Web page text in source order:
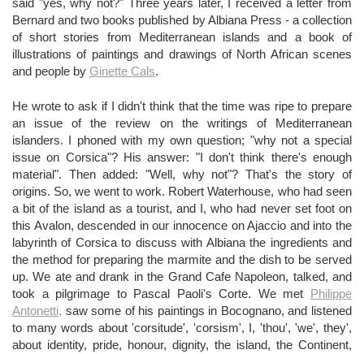
said "yes, why not?" Three years later, I received a letter from
Bernard and two books published by Albiana Press - a collection
of short stories from Mediterranean islands and a book of
illustrations of paintings and drawings of North African scenes
and people by Ginette Cals.
He wrote to ask if I didn't think that the time was ripe to prepare
an issue of the review on the writings of Mediterranean
islanders. I phoned with my own question; "why not a special
issue on Corsica"? His answer: "I don't think there's enough
material". Then added: "Well, why not"? That's the story of
origins. So, we went to work. Robert Waterhouse, who had seen
a bit of the island as a tourist, and I, who had never set foot on
this Avalon, descended in our innocence on Ajaccio and into the
labyrinth of Corsica to discuss with Albiana the ingredients and
the method for preparing the marmite and the dish to be served
up. We ate and drank in the Grand Cafe Napoleon, talked, and
took a pilgrimage to Pascal Paoli's Corte. We met Philippe
Antonetti, saw some of his paintings in Bocognano, and listened
to many words about 'corsitude', 'corsism', I, 'thou', 'we', they',
about identity, pride, honour, dignity, the island, the Continent,